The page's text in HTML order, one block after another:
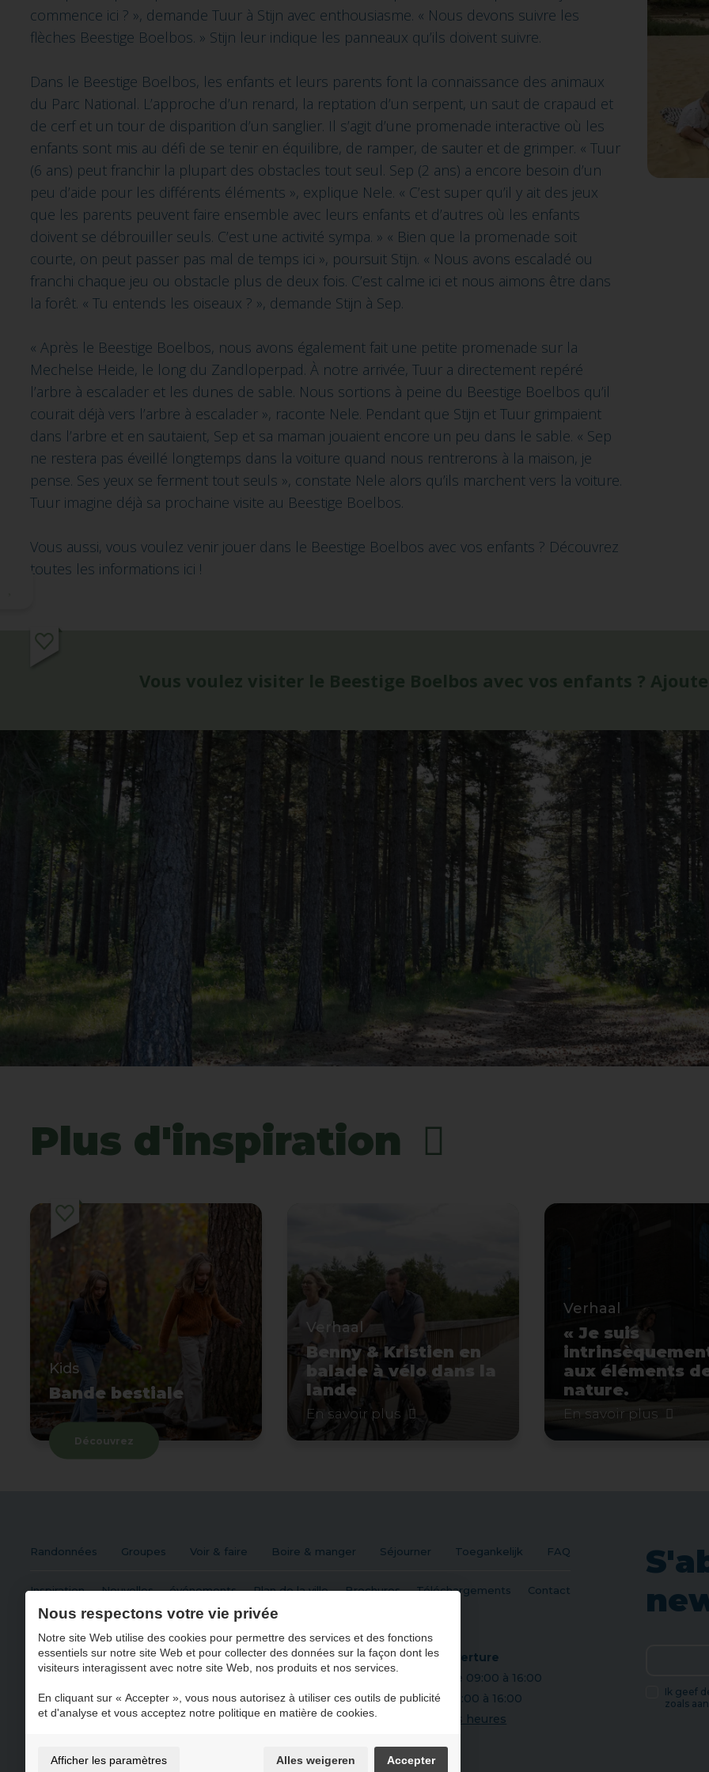
commence ici ? », demande Tuur à Stijn avec enthousiasme. « Nous devons suivre les
flèches Beestige Boelbos. » Stijn leur indique les panneaux qu’ils doivent suivre.
Dans le Beestige Boelbos, les enfants et leurs parents font la connaissance des animaux
du Parc National. L’approche d’un renard, la reptation d’un serpent, un saut de crapaud et
de cerf et un tour de disparition d’un sanglier. Il s’agit d’une promenade interactive où les
enfants sont mis au défi de se tenir en équilibre, de ramper, de sauter et de grimper. « Tuur
(6 ans) peut franchir la plupart des obstacles tout seul. Sep (2 ans) a encore besoin d’un
peu d’aide pour les différents éléments », explique Nele. « C’est super qu’il y ait des jeux
que les parents peuvent faire ensemble avec leurs enfants et d’autres où les enfants
doivent se débrouiller seuls. C’est une activité sympa. » « Bien que la promenade soit
courte, on peut passer pas mal de temps ici », poursuit Stijn. « Nous avons escaladé ou
franchi chaque jeu ou obstacle plus de deux fois. C’est calme ici et nous aimons être dans
la forêt. « Tu entends les oiseaux ? », demande Stijn à Sep.
« Après le Beestige Boelbos, nous avons également fait une petite promenade sur la
Mechelse Heide, le long du Zandloperpad. À notre arrivée, Tuur a directement repéré
l’arbre à escalader et les dunes de sable. Nous sortions à peine du Beestige Boelbos qu’il
courait déjà vers l’arbre à escalader », raconte Nele. Pendant que Stijn et Tuur grimpaient
dans l’arbre et en sautaient, Sep et sa maman jouaient encore un peu dans le sable. « Sep
ne restera pas éveillé longtemps dans la voiture quand nous rentrerons à la maison, je
pense. Ses yeux se ferment tout seuls », constate Nele alors qu’ils marchent vers la voiture.
Tuur imagine déjà sa prochaine visite au Beestige Boelbos.
Vous aussi, vous voulez venir jouer dans le Beestige Boelbos avec vos enfants ? Découvrez
toutes les informations ici !
Vous voulez visiter le Beestige Boelbos avec vos enfants ?
Plus d'inspiration
Kids
Bande bestiale
Découvrez
Verhaal
Benny & Kristien en
balade à vélo dans la
lande
En savoir plus
Verhaal
« Je suis
aux éléments
nature.
En savoir plus
Randonnées Groupes Voir & faire Boire & manger Séjourner Toegankelijk FAQ
Inspiration Nouvelles événements Plan de la ville Brochures Téléchargements Contact
Visit Maasmechelen
Zetellaan 35 3630
Maasmechelen
T+32 89 76 98 88
Heures d'ouverture
Aujourd'hui de 09:00 à 16:00
Demain de 09:00 à 16:00
Voir toutes les heures
Ik geef
zoals
Nous respectons votre vie privée
Notre site Web utilise des cookies pour permettre des services et des fonctions
essentiels sur notre site Web et pour collecter des données sur la façon dont les
visiteurs interagissent avec notre site Web, nos produits et nos services.
En cliquant sur « Accepter », vous nous autorisez à utiliser ces outils de publicité
et d'analyse et vous acceptez notre politique en matière de cookies.
Afficher les paramètres Alles weigeren Accepter